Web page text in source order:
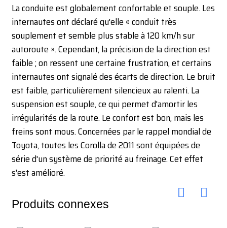
La conduite est globalement confortable et souple. Les
internautes ont déclaré qu'elle « conduit très
souplement et semble plus stable à 120 km/h sur
autoroute ». Cependant, la précision de la direction est
faible ; on ressent une certaine frustration, et certains
internautes ont signalé des écarts de direction. Le bruit
est faible, particulièrement silencieux au ralenti. La
suspension est souple, ce qui permet d'amortir les
irrégularités de la route. Le confort est bon, mais les
freins sont mous. Concernées par le rappel mondial de
Toyota, toutes les Corolla de 2011 sont équipées de
série d'un système de priorité au freinage. Cet effet
s'est amélioré.
Produits connexes